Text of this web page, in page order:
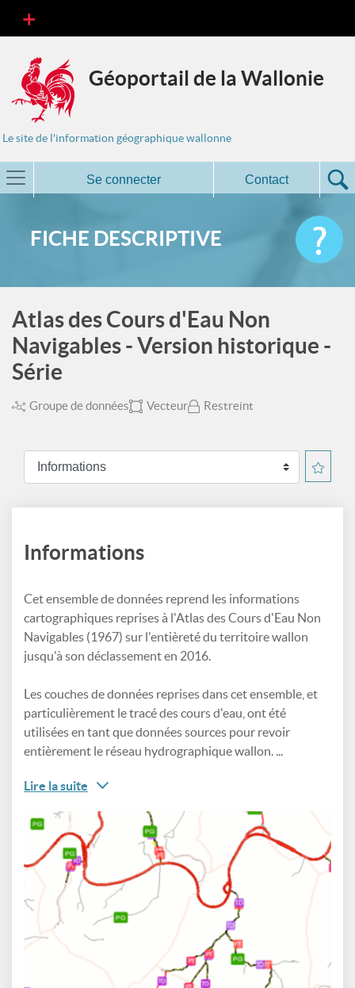
Géoportail de la Wallonie
Le site de l'information géographique wallonne
Se connecter Contact
FICHE DESCRIPTIVE
Atlas des Cours d'Eau Non
Navigables - Version historique -
Série
Groupe de données Vecteur Restreint
Informations
Cet ensemble de données reprend les informations
cartographiques reprises à l'Atlas des Cours d'Eau Non
Navigables (1967) sur l'entièreté du territoire wallon
jusqu'à son déclassement en 2016.
Les couches de données reprises dans cet ensemble, et
particulièrement le tracé des cours d'eau, ont été
utilisées en tant que données sources pour revoir
entièrement le réseau hydrographique wallon. ...
Lire la suite